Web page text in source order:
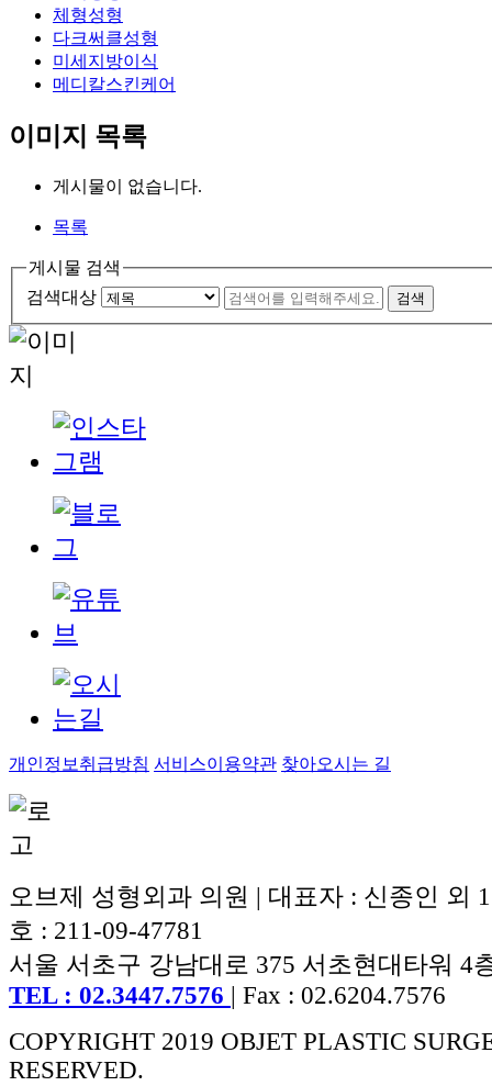
체형성형
다크써클성형
미세지방이식
메디칼스킨케어
이미지 목록
게시물이 없습니다.
목록
게시물 검색
검색대상
검색
개인정보취급방침 서비스이용약관 찾아오시는 길
오브제 성형외과 의원 | 대표자 : 신종인 외
호 : 211-09-47781
서울 서초구 강남대로 375 서초현대타워 4
TEL : 02.3447.7576 | Fax : 02.6204.7576
COPYRIGHT 2019 OBJET PLASTIC
RESERVED.